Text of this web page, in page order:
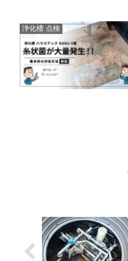
浄化槽 点検